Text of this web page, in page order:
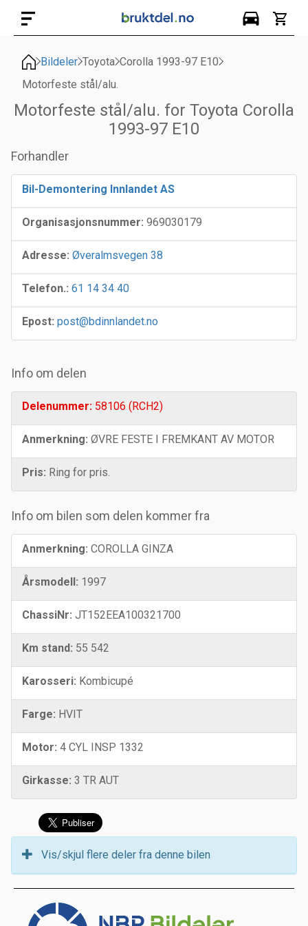
Bildeler Toyota Corolla 1993-97 E10
Motorfeste stål/alu.
Motorfeste stål/alu. for Toyota Corolla
1993-97 E10
Forhandler
Bil-Demontering Innlandet AS
Organisasjonsnummer: 969030179
Adresse: Øveralmsvegen 38
Telefon.: 61 14 34 40
Epost: post@bdinnlandet.no
Info om delen
Delenummer: 58106 (RCH2)
Anmerkning: ØVRE FESTE I FREMKANT AV MOTOR
Pris: Ring for pris.
Info om bilen som delen kommer fra
Anmerkning: COROLLA GINZA
Årsmodell: 1997
ChassiNr: JT152EEA100321700
Km stand: 55 542
Karosseri: Kombicupé
Farge: HVIT
Motor: 4 CYL INSP 1332
Girkasse: 3 TR AUT
Vis/skjul flere deler fra denne bilen